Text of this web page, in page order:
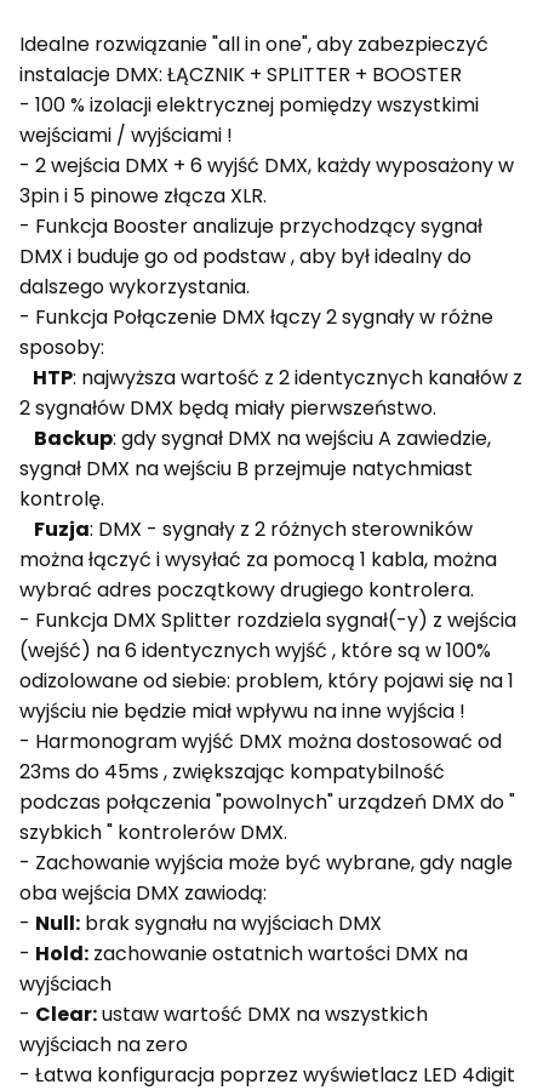
Idealne rozwiązanie "all in one", aby zabezpieczyć
instalacje DMX: ŁĄCZNIK + SPLITTER + BOOSTER
- 100 % izolacji elektrycznej pomiędzy wszystkimi
wejściami / wyjściami !
- 2 wejścia DMX + 6 wyjść DMX, każdy wyposażony w
3pin i 5 pinowe złącza XLR.
- Funkcja Booster analizuje przychodzący sygnał
DMX i buduje go od podstaw , aby był idealny do
dalszego wykorzystania.
- Funkcja Połączenie DMX łączy 2 sygnały w różne
sposoby:
HTP: najwyższa wartość z 2 identycznych kanałów z
2 sygnałów DMX będą miały pierwszeństwo.
Backup: gdy sygnał DMX na wejściu A zawiedzie,
sygnał DMX na wejściu B przejmuje natychmiast
kontrolę.
Fuzja: DMX - sygnały z 2 różnych sterowników
można łączyć i wysyłać za pomocą 1 kabla, można
wybrać adres początkowy drugiego kontrolera.
- Funkcja DMX Splitter rozdziela sygnał(-y) z wejścia
(wejść) na 6 identycznych wyjść , które są w 100%
odizolowane od siebie: problem, który pojawi się na 1
wyjściu nie będzie miał wpływu na inne wyjścia !
- Harmonogram wyjść DMX można dostosować od
23ms do 45ms , zwiększając kompatybilność
podczas połączenia "powolnych" urządzeń DMX do "
szybkich " kontrolerów DMX.
- Zachowanie wyjścia może być wybrane, gdy nagle
oba wejścia DMX zawiodą:
- Null: brak sygnału na wyjściach DMX
- Hold: zachowanie ostatnich wartości DMX na
wyjściach
- Clear:ustaw wartość DMX na wszystkich
wyjściach na zero
- Łatwa konfiguracja poprzez wyświetlacz LED 4digit